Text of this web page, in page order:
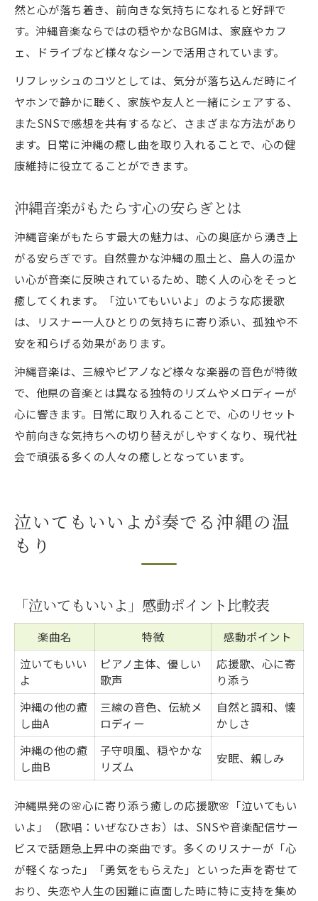
然と心が落ち着き、前向きな気持ちになれると好評で
す。沖縄音楽ならではの穏やかなBGMは、家庭やカフ
ェ、ドライブなど様々なシーンで活用されています。
リフレッシュのコツとしては、気分が落ち込んだ時にイ
ヤホンで静かに聴く、家族や友人と一緒にシェアする、
またSNSで感想を共有するなど、さまざまな方法があり
ます。日常に沖縄の癒し曲を取り入れることで、心の健
康維持に役立てることができます。
沖縄音楽がもたらす心の安らぎとは
沖縄音楽がもたらす最大の魅力は、心の奥底から湧き上
がる安らぎです。自然豊かな沖縄の風土と、島人の温か
い心が音楽に反映されているため、聴く人の心をそっと
癒してくれます。「泣いてもいいよ」のような応援歌
は、リスナー一人ひとりの気持ちに寄り添い、孤独や不
安を和らげる効果があります。
沖縄音楽は、三線やピアノなど様々な楽器の音色が特徴
で、他県の音楽とは異なる独特のリズムやメロディーが
心に響きます。日常に取り入れることで、心のリセット
や前向きな気持ちへの切り替えがしやすくなり、現代社
会で頑張る多くの人々の癒しとなっています。
泣いてもいいよが奏でる沖縄の温
もり
「泣いてもいいよ」感動ポイント比較表
楽曲名 特徴
感動ポイント
泣いてもいい
よ
ピアノ主体、優しい
歌声
応援歌、心に寄
り添う
沖縄の他の癒
し曲A
三線の音色、伝統メ
ロディー
自然と調和、懐
かしさ
沖縄の他の癒
し曲B
子守唄風、穏やかな
リズム
安眠、親しみ
沖縄県発の🌸心に寄り添う癒しの応援歌🌸「泣いてもい
いよ」（歌唱：いぜなひさお）は、SNSや音楽配信サー
ビスで話題急上昇中の楽曲です。多くのリスナーが「心
が軽くなった」「勇気をもらえた」といった声を寄せて
おり、失恋や人生の困難に直面した時に特に支持を集め